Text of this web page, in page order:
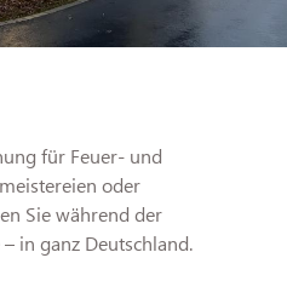
für Feuer- und
oder
Sie während der
in ganz Deutschland.